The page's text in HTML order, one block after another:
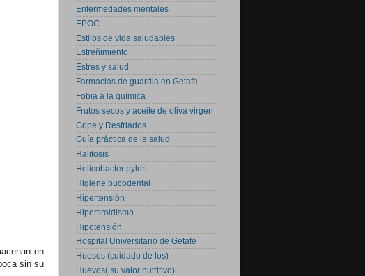
en
sin su
Enfermedades mentales
EPOC
Estilos de vida saludables
Estreñimiento
Estrés y salud
Farmacias de guardia en Getafe
Fobia a la química
Frutos secos y aceite de oliva virgen
Gripe y Resfriados
Guía práctica de la salud
Halitosis
Helicobacter pylori
Higiene bucodental
Hipertensión
Hipertiroidismo
Hipotensión
Hospital Universitario de Getafe
Huesos (cuidado de los)
Huevos( su valor nutritivo)